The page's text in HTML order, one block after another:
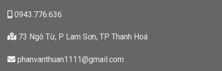
0943.776.636
73 Ngô Từ, P Lam Sơn, TP Thanh Hoá
phanvanthuan1111@gmail.com